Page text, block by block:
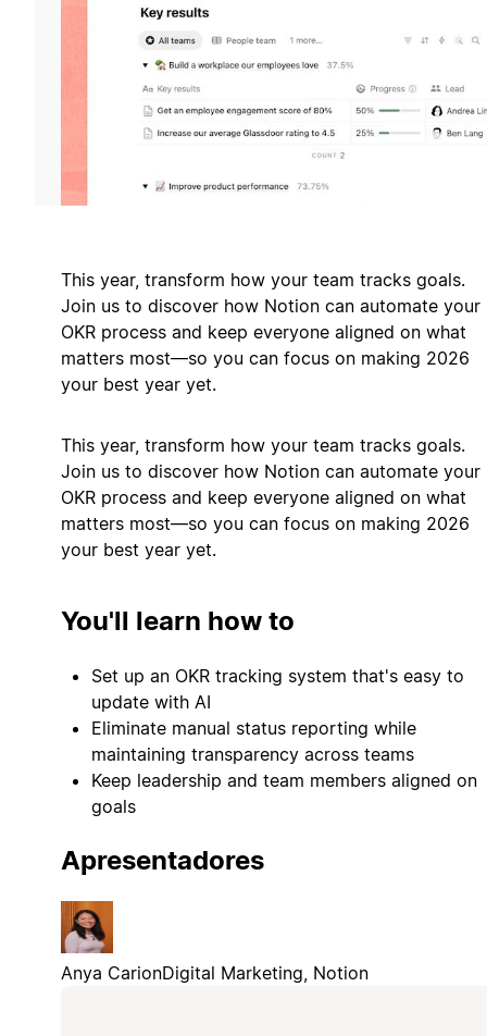
This year, transform how your team tracks goals.
Join us to discover how Notion can automate your
OKR process and keep everyone aligned on what
matters most—so you can focus on making 2026
your best year yet.
This year, transform how your team tracks goals.
Join us to discover how Notion can automate your
OKR process and keep everyone aligned on what
matters most—so you can focus on making 2026
your best year yet.
You'll learn how to
Set up an OKR tracking system that's easy to
update with AI
Eliminate manual status reporting while
maintaining transparency across teams
Keep leadership and team members aligned on
goals
Apresentadores
Anya CarionDigital Marketing, Notion